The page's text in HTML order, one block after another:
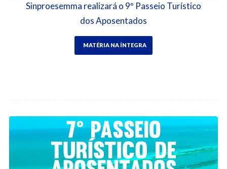
Sinproesemma realizará o 9º Passeio Turístico
dos Aposentados
MATÉRIA NA ÍNTEGRA